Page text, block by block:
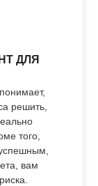
ДЛЯ
решить,
того,
вам